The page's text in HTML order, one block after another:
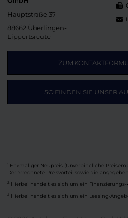
Hauptstraße 37
88662 Überlingen-
Lippertsreute
ZUM
SO FINDEN SIE UNSER
Ehemaliger Neupreis (Unverbindliche
Der errechnete Preisvorteil sowie die
2 Hierbei handelt es sich um ein
3 Hierbei handelt es sich um ein Leasing-